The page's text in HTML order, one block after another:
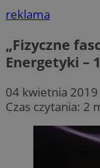
reklama
„Fizyczne
Energetyki –
04 kwietnia
Czas czytania: 2